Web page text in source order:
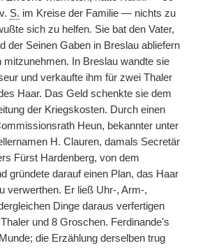
S. im Kreise der Familie — nichts zu
sich zu helfen. Sie bat den Vater,
der Seinen Gaben in Breslau abliefern
mitzunehmen. In Breslau wandte sie
und verkaufte ihm für zwei Thaler
Haar. Das Geld schenkte sie dem
der Kriegskosten. Durch einen
Heun, bekannter unter
H. Clauren, damals Secretär
Fürst Hardenberg, von dem
gründete darauf einen Plan, das Haar
verwerthen. Er ließ Uhr-, Arm-,
Dinge daraus verfertigen
und 8 Groschen. Ferdinande's
die Erzählung derselben trug